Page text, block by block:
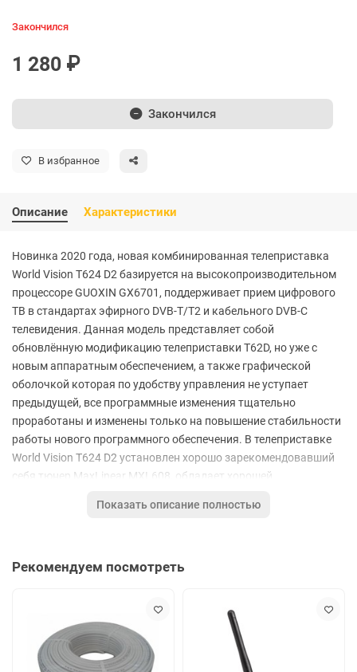
Закончился
1 280 ₽
Закончился
В избранное
Описание Характеристики
Новинка 2020 года, новая комбинированная телеприставка
World Vision T624 D2 базируется на высокопроизводительном
процессоре GUOXIN GX6701, поддерживает прием цифрового
ТВ в стандартах эфирного DVB-T/T2 и кабельного DVB-C
телевидения. Данная модель представляет собой
обновлённую модификацию телеприставки T62D, но уже с
новым аппаратным обеспечением, а также графической
оболочкой которая по удобству управления не уступает
предыдущей, все программные изменения тщательно
проработаны и изменены только на повышение стабильности
работы нового программного обеспечения. В телеприставке
World Vision T624 D2 установлен хорошо зарекомендовавший
себя тюнер MaxLinear MXL608, обладает хорошей
результате пользователь получает стабильность трансляции
телеприставок World Vision, присутствует возможность
USB Wi-Fi адаптер, поскольку не все модели адаптеров
подходят для реализации такого вида соединения, то
подробная информация указана в характеристиках на
устройство. При подключении к сети интернет пользователь
Показать описание полностью
Рекомендуем посмотреть